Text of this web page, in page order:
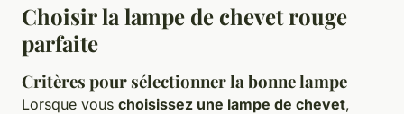
Choisir la lampe de chevet rouge
parfaite
Critères pour sélectionner la bonne lampe
Lorsque vous choisissez une lampe de chevet,